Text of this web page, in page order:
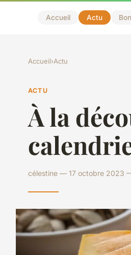
Accueil Actu
Accueil›Actu
ACTU
À la
célestine — 17 octobre 2023